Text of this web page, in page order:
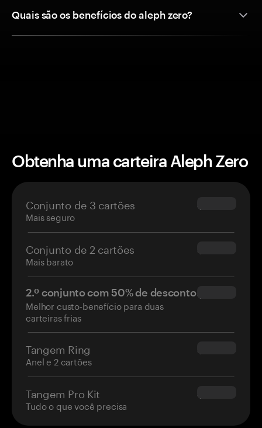
Quais são os benefícios do aleph zero?
Obtenha uma carteira Aleph Zero
Conjunto de 3 cartões
Mais seguro
$69.90
Conjunto de 2 cartões
Mais barato
$54.90
2.º conjunto com 50% de desconto
Melhor custo-benefício para duas
carteiras frias
$34.95
Tangem Ring
Anel e 2 cartões
$160.00
Tangem Pro Kit
Tudo o que você precisa
$180.00